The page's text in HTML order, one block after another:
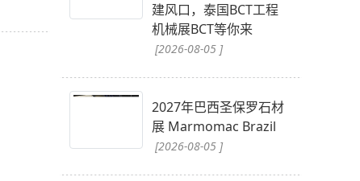
建风口，泰国BCT工程
机械展BCT等你来
[2026-08-05 ]
2027年巴西圣保罗石材
展 Marmomac Brazil
[2026-08-05 ]